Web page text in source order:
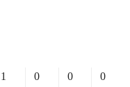
1
0
0
0